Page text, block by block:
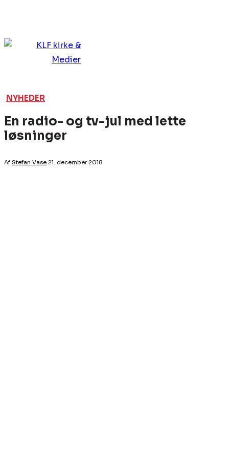
NYHEDER
En radio- og tv-jul med lette
løsninger
Af Stefan Vase 21. december 2018